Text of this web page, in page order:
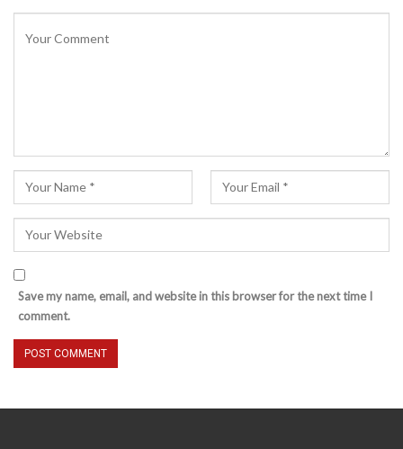
Save my name, email, and website in this browser for the next time I
comment.